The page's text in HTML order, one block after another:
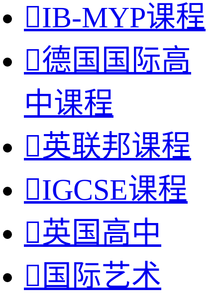
IB-MYP课程
德国国际高
中课程
英联邦课程
IGCSE课程
英国高中
 国际艺术